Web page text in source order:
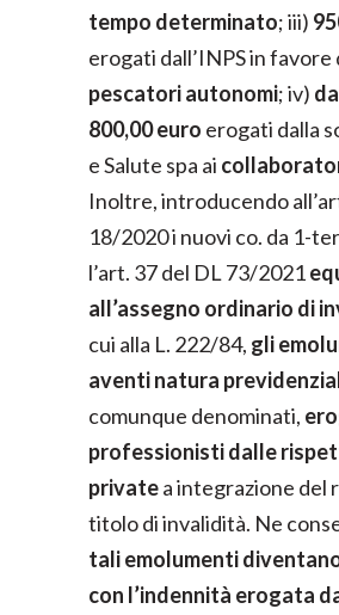
tempo determinato; iii)
erogati dall’INPS in favore
pescatori autonomi; iv)
800,00 euro erogati dalla
e Salute spa ai
Inoltre, introducendo
18/2020 i nuovi co. da 1-
l’art. 37 del DL 73/2021
all’assegno ordinario di
cui alla L. 222/84, gli
aventi natura
comunque denominati,
professionisti dalle
privatea integrazione del
titolo di invalidità. Ne
tali emolumenti
con l’indennità erogata